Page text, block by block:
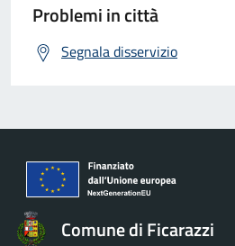
Problemi in città
Segnala disservizio
Comune di Ficarazzi